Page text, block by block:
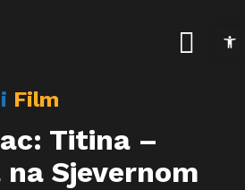
Kalendar događanja
Film
Titina –
Sjevernom
Open